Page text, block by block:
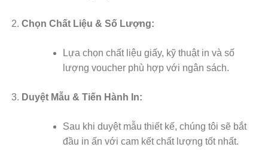
Chọn Chất Liệu & Số Lượng:
Lựa chọn chất liệu giấy, kỹ thuật in và số
lượng voucher phù hợp với ngân sách.
Duyệt Mẫu & Tiến Hành In:
Sau khi duyệt mẫu thiết kế, chúng tôi sẽ bắt
đầu in ấn với cam kết chất lượng tốt nhất.